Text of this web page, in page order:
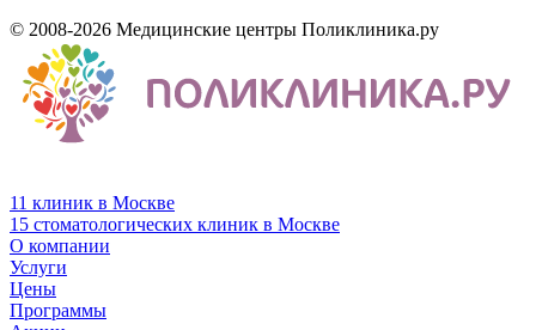
© 2008-2026 Медицинские центры Поликлиника.ру
11 клиник в Москве
15 стоматологических клиник в Москве
О компании
Услуги
Цены
Программы